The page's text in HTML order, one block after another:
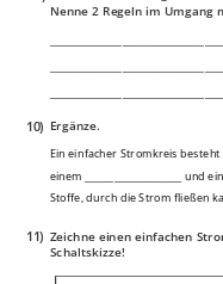
Nenne 2 Regeln im Umgang
10) Ergänze.
Ein einfacher Stromkreis besteht
einem ____________________ und
Stoffe, durch die Strom fließen
11) Zeichne einen einfachen
Schaltskizze!